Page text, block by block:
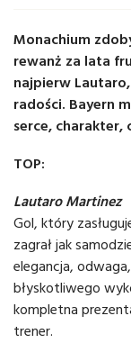
Monachium
rewanż za lata
najpierw
radości. Bayern
serce, charakter,
TOP:
Lautaro Martinez
Gol, który
zagrał jak
elegancja,
błyskotliwego
kompletna
trener.